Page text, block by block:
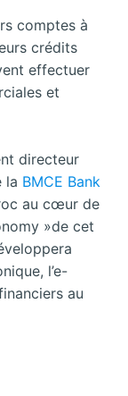
comptes à
crédits
effectuer
et
directeur
la BMCE Bank
au cœur de
»de cet
l’e-
au